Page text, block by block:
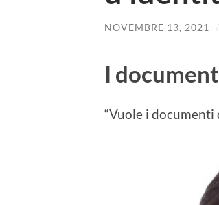
NOVEMBRE 13, 2021 /
I
“Vuole i documenti